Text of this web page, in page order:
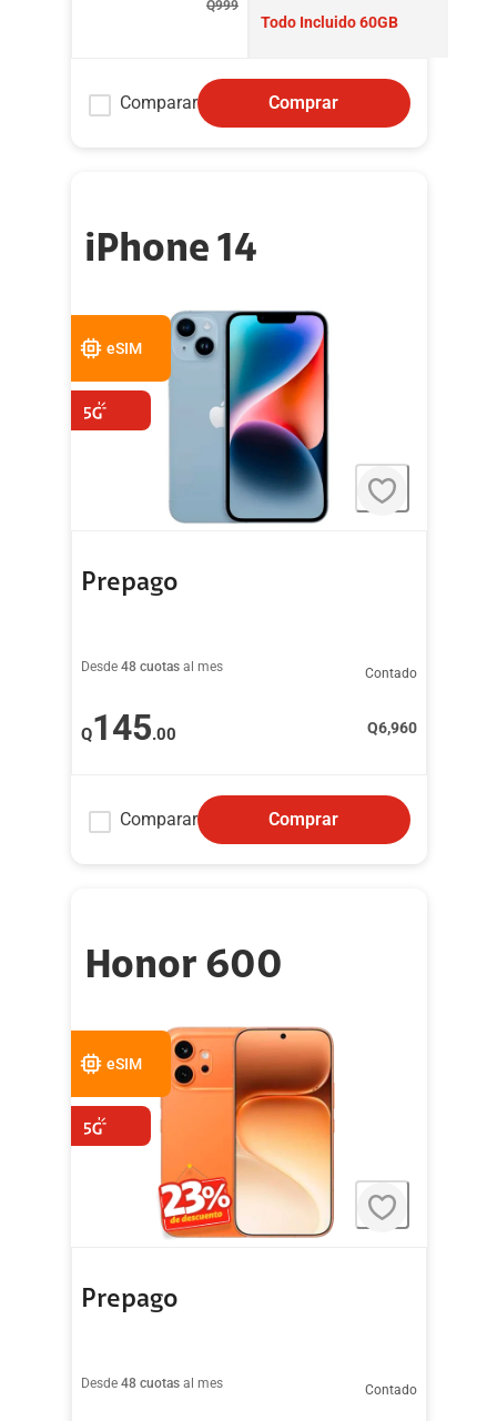
Q999
Todo Incluido 60GB
Comparar Comprar
iPhone 14
eSIM
Prepago
Desde 48 cuotas al mes
Q145.00
Contado
Q6,960
Comparar Comprar
Honor 600
eSIM
Prepago
Desde 48 cuotas al mes Contado